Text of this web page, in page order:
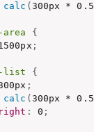
calc ( 300px *
{
;
list
{
;
calc ( 300px *
: 0 ;